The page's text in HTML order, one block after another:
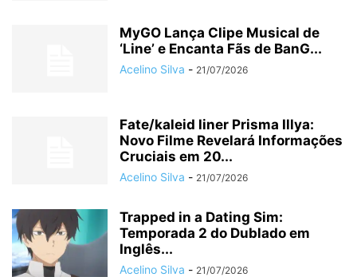
MyGO Lança Clipe Musical de
‘Line’ e Encanta Fãs de BanG...
Acelino Silva - 21/07/2026
Fate/kaleid liner Prisma Illya:
Novo Filme Revelará Informações
Cruciais em 20...
Acelino Silva - 21/07/2026
Trapped in a Dating Sim:
Temporada 2 do Dublado em
Inglês...
Acelino Silva - 21/07/2026